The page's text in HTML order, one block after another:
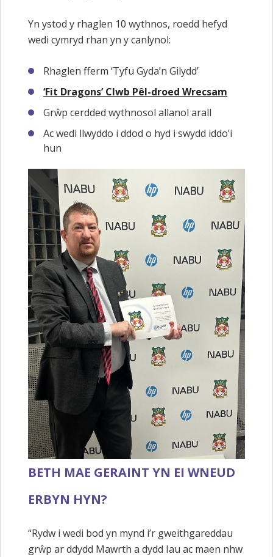
Yn ystod y rhaglen 10 wythnos, roedd hefyd
wedi cymryd rhan yn y canlynol:
Rhaglen fferm ‘Tyfu Gyda’n Gilydd’
‘Fit Dragons’ Clwb Pêl-droed Wrecsam
Grŵp cerdded wythnosol allanol arall
Ac wedi llwyddo i ddod o hyd i swydd iddo’i
hun
BETH MAE GERAINT YN EI WNEUD
ERBYN HYN?
“Rydw i wedi bod yn mynd i’r gweithgareddau
grŵp ar ddydd Mawrth a dydd Iau ac maen nhw